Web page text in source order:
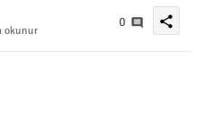
okunur
0 share